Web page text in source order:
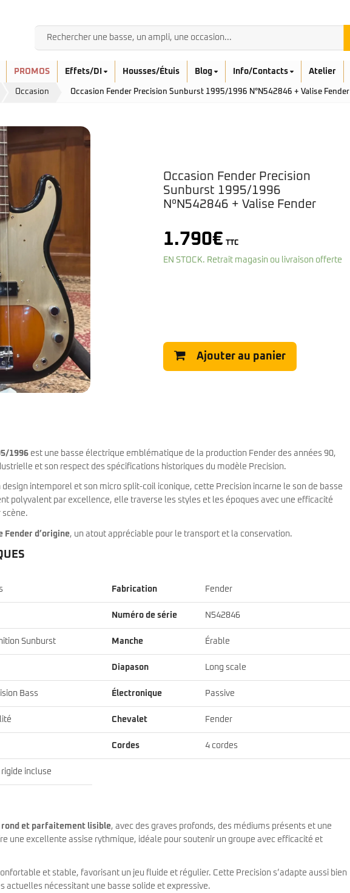
UB
F10
M2
P7
Z3
Z7
Man
Rickenbacker
Sterling by Music Man
Yamaha
Serie TRB
Serie TRBX
Breedlove
Fender
Furch
Fender
Kala
PROMOS Effets/DI Housses/Étuis Blog Info/Contacts Atelier
Occasion Occasion Fender Precision Sunburst 1995/1996 N°N542846 + Valise Fender
Occasion Fender Precision
Sunburst 1995/1996
N°N542846 + Valise Fender
1.790€ TTC
EN STOCK. Retrait magasin ou livraison offerte
Ajouter au panier
1996 est une basse électrique emblématique de la production Fender des années 90,
et son respect des spécifications historiques du modèle Precision.
design intemporel et son micro split-coil iconique, cette Precision incarne le son de basse
polyvalent par excellence, elle traverse les styles et les époques avec une efficacité
scène.
Fender d’origine, un atout appréciable pour le transport et la conservation.
Fabrication Fender
Numéro de série N542846
Sunburst Manche Érable
Diapason Long scale
Bass Électronique Passive
Chevalet Fender
Cordes 4 cordes
incluse
rond et parfaitement lisible, avec des graves profonds, des médiums présents et une
une excellente assise rythmique, idéale pour soutenir un groupe avec efficacité et
et stable, favorisant un jeu fluide et régulier. Cette Precision s’adapte aussi bien
actuelles nécessitant une basse solide et expressive.